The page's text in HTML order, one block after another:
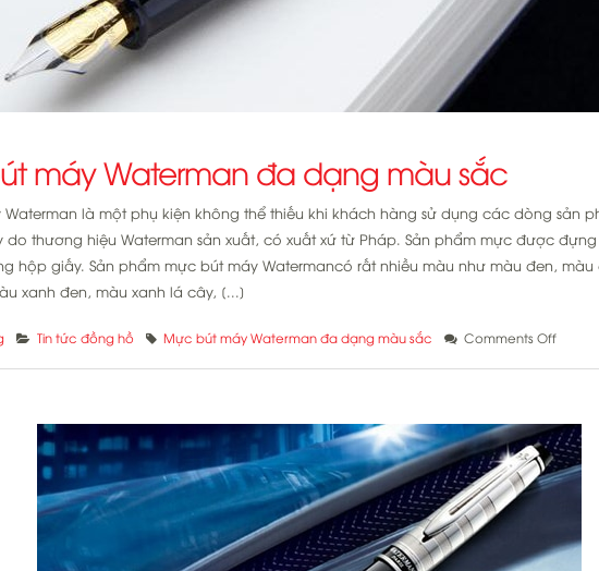
máy Waterman đa dạng màu sắc
là một phụ kiện không thể thiếu khi khách hàng sử dụng các dòng sản
do thương hiệu Waterman sản xuất, có xuất xứ từ Pháp. Sản phẩm mực được
hộp giấy. Sản phẩm mực bút máy Watermancó rất nhiều màu như màu đen,
xanh đen, màu xanh lá cây, [...]
Tin tức đồng hồ Mực bút máy Waterman đa dạng màu sắc Comments Offon
đa
dạng